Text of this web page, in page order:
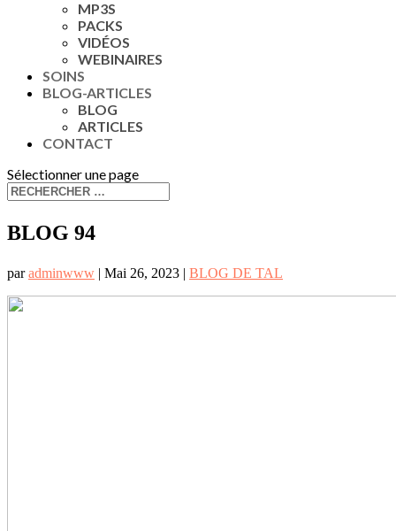
MP3S
PACKS
VIDÉOS
WEBINAIRES
SOINS
BLOG-ARTICLES
BLOG
ARTICLES
CONTACT
Sélectionner une page
BLOG 94
paradminwww | Mai 26, 2023 | BLOG DE TAL